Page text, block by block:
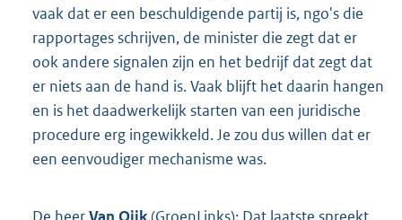
vaak dat er een beschuldigende partij is, ngo's die
rapportages schrijven, de minister die zegt dat er
ook andere signalen zijn en het bedrijf dat zegt dat
er niets aan de hand is. Vaak blijft het daarin hangen
en is het daadwerkelijk starten van een juridische
procedure erg ingewikkeld. Je zou dus willen dat er
een eenvoudiger mechanisme was.